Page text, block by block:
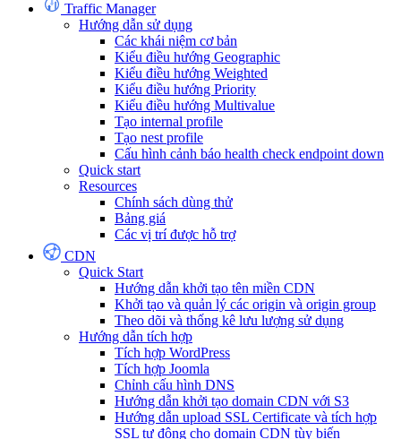
Traffic Manager
Hướng dẫn sử dụng
Các khái niệm cơ bản
Kiểu điều hướng Geographic
Kiểu điều hướng Weighted
Kiểu điều hướng Priority
Kiểu điều hướng Multivalue
Tạo internal profile
Tạo nest profile
Cấu hình cảnh báo health check endpoint down
Quick start
Resources
Chính sách dùng thử
Bảng giá
Các vị trí được hỗ trợ
CDN
Quick Start
Hướng dẫn khởi tạo tên miền CDN
Khởi tạo và quản lý các origin và origin group
Theo dõi và thống kê lưu lượng sử dụng
Hướng dẫn tích hợp
Tích hợp WordPress
Tích hợp Joomla
Chỉnh cấu hình DNS
Hướng dẫn khởi tạo domain CDN với S3
Hướng dẫn upload SSL Certificate và tích hợp
SSL tự động cho domain CDN tùy biến